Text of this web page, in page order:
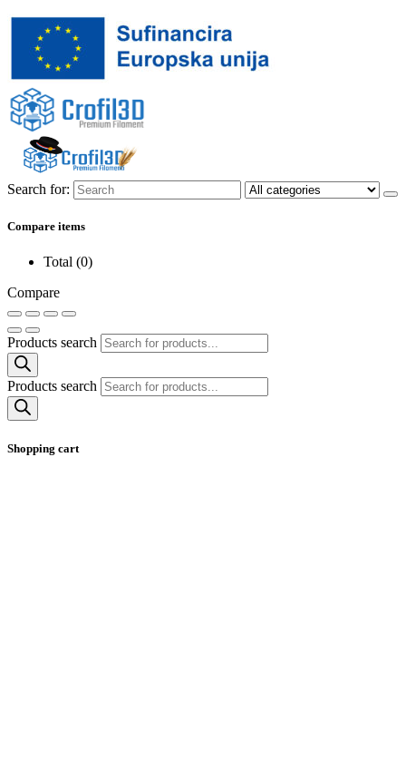
Search for:
Compare items
Total (0)
Compare
Products search
Products search
Shopping cart